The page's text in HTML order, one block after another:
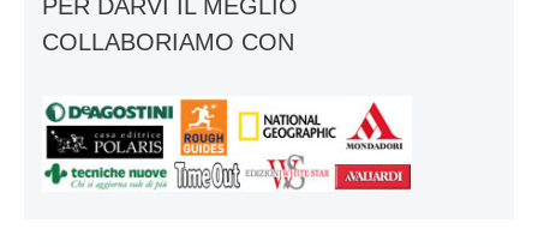
PER DARVI IL MEGLIO
COLLABORIAMO CON